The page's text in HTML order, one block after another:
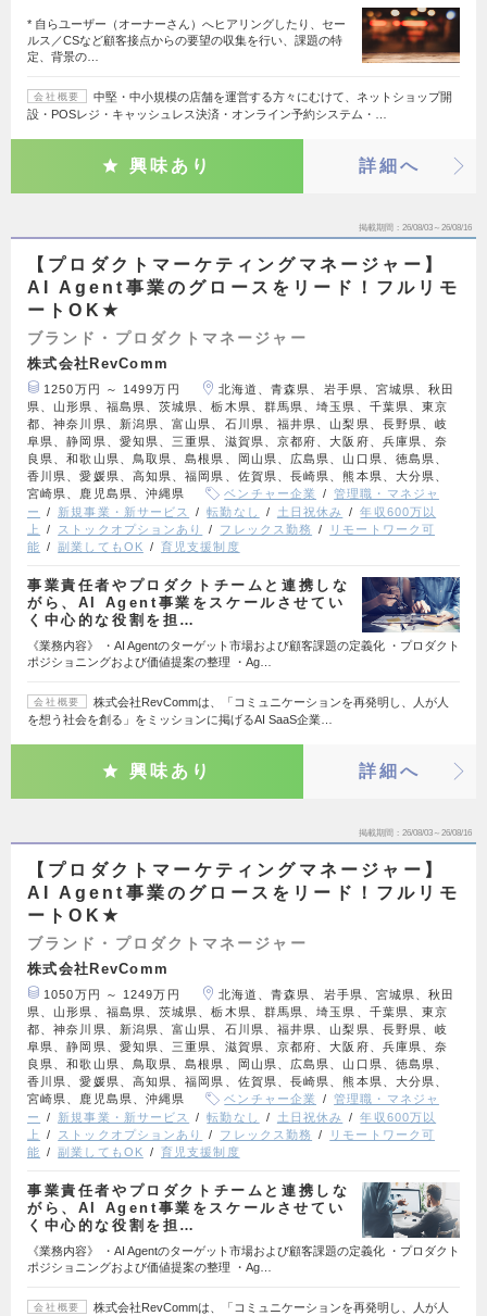
* 自らユーザー（オーナーさん）へヒアリングしたり、セー
ルス／CSなど顧客接点からの要望の収集を行い、課題の特
定、背景の…
会社概要
中堅・中小規模の店舗を運営する方々にむけて、ネットショップ開
設・POSレジ・キャッシュレス決済・オンライン予約システム・…
興味あり 詳細へ
掲載期間 26/08/03～26/08/16
【プロダクトマーケティングマネージャー】
AI Agent事業のグロースをリード！フルリモ
ートOK★
ブランド・プロダクトマネージャー
株式会社RevComm
1250万円 ～ 1499万円
北海道、青森県、岩手県、宮城県、秋田
県、山形県、福島県、茨城県、栃木県、群馬県、埼玉県、千葉県、東京
都、神奈川県、新潟県、富山県、石川県、福井県、山梨県、長野県、岐
阜県、静岡県、愛知県、三重県、滋賀県、京都府、大阪府、兵庫県、奈
良県、和歌山県、鳥取県、島根県、岡山県、広島県、山口県、徳島県、
香川県、愛媛県、高知県、福岡県、佐賀県、長崎県、熊本県、大分県、
宮崎県、鹿児島県、沖縄県
ベンチャー企業
管理職・マネジャ
ー
新規事業・新サービス 転勤なし 土日祝休み
年収600万以
上
ストックオプションあり フレックス勤務
リモートワーク可
能
副業してもOK 育児支援制度
事業責任者やプロダクトチームと連携しな
がら、AI Agent事業をスケールさせてい
く中心的な役割を担…
《業務内容》 ・AI Agentのターゲット市場および顧客課題の定義化 ・プロダクト
ポジショニングおよび価値提案の整理 ・Ag…
会社概要
株式会社RevCommは、「コミュニケーションを再発明し、人が人
を想う社会を創る」をミッションに掲げるAI SaaS企業…
興味あり 詳細へ
掲載期間 26/08/03～26/08/16
【プロダクトマーケティングマネージャー】
AI Agent事業のグロースをリード！フルリモ
ートOK★
ブランド・プロダクトマネージャー
株式会社RevComm
1050万円 ～ 1249万円
北海道、青森県、岩手県、宮城県、秋田
県、山形県、福島県、茨城県、栃木県、群馬県、埼玉県、千葉県、東京
都、神奈川県、新潟県、富山県、石川県、福井県、山梨県、長野県、岐
阜県、静岡県、愛知県、三重県、滋賀県、京都府、大阪府、兵庫県、奈
良県、和歌山県、鳥取県、島根県、岡山県、広島県、山口県、徳島県、
香川県、愛媛県、高知県、福岡県、佐賀県、長崎県、熊本県、大分県、
宮崎県、鹿児島県、沖縄県
ベンチャー企業
管理職・マネジャ
ー
新規事業・新サービス 転勤なし 土日祝休み
年収600万以
上
ストックオプションあり フレックス勤務
リモートワーク可
能
副業してもOK 育児支援制度
事業責任者やプロダクトチームと連携しな
がら、AI Agent事業をスケールさせてい
く中心的な役割を担…
《業務内容》 ・AI Agentのターゲット市場および顧客課題の定義化 ・プロダクト
ポジショニングおよび価値提案の整理 ・Ag…
会社概要
株式会社RevCommは、「コミュニケーションを再発明し、人が人